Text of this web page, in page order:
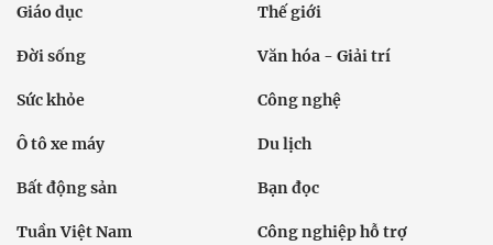
Giáo dục Thế giới
Đời sống Văn hóa - Giải trí
Sức khỏe Công nghệ
Ô tô xe máy Du lịch
Bất động sản Bạn đọc
Tuần Việt Nam Công nghiệp hỗ trợ